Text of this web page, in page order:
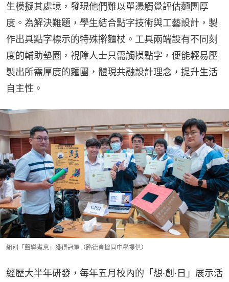
生模擬其處境，發現他們難以單憑觸覺評估麵團厚
度。為解決難題，學生結合點字技術與工藝設計，製
作出具點字標示的特殊擀麵杖。工具兩端設有不同刻
度的輔助墊圈，視障人士只需觸摸點字，便能輕易壓
製出所需厚度的麵團，體現共融設計理念，提升生活
自主性。
組別「聲導煮意」獲得冠軍（路德會協同中學提供）
經歷大半年研發，每年五月校內的「想‧創‧日」展示活